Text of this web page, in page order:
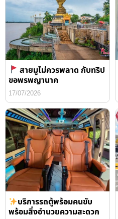
สายมูไม่ควรพลาด กับทริป
ขอพรพญานาค
17/07/2026
บริการรถตู้พร้อมคนขับ
พร้อมสิ่งอำนวยความสะดวก